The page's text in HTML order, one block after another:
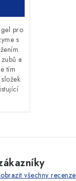
gel pro
s
a
tím
všechny recenze